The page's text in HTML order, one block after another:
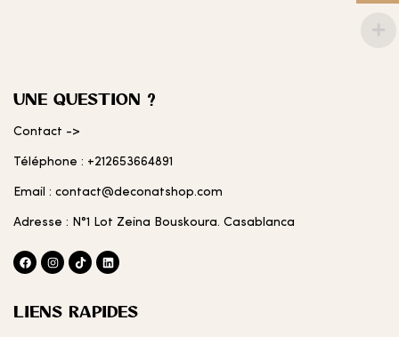
UNE QUESTION ?
Contact ->
Téléphone : +212653664891
Email : contact@deconatshop.com
Adresse : N°1 Lot Zeina Bouskoura. Casablanca
LIENS RAPIDES